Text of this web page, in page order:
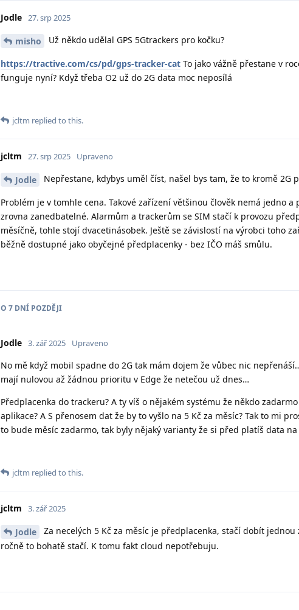
Jodle 27. srp 2025
misho Už někdo udělal GPS 5Gtrackers pro kočku?
https://tractive.com/cs/pd/gps-tracker-cat To jako vážně přestane v
funguje nyní? Když třeba O2 už do 2G data moc neposílá
jcltm replied to this.
jcltm 27. srp 2025 Upraveno
Jodle Nepřestane, kdybys uměl číst, našel bys tam, že to kromě 2G
Problém je v tomhle cena. Takové zařízení většinou člověk nemá jedno
zrovna zanedbatelné. Alarmům a trackerům se SIM stačí k provozu
měsíčně, tohle stojí dvacetinásobek. Ještě se závislostí na výrobci toho
běžně dostupné jako obyčejné předplacenky - bez IČO máš smůlu.
O 7 DNÍ POZDĚJI
Jodle 3. zář 2025 Upraveno
No mě když mobil spadne do 2G tak mám dojem že vůbec nic
mají nulovou až žádnou prioritu v Edge že netečou už dnes…
Předplacenka do trackeru? A ty víš o nějakém systému že někdo
aplikace? A S přenosem dat že by to vyšlo na 5 Kč za měsíc? Tak to mi
to bude měsíc zadarmo, tak byly nějaký varianty že si před platíš data
jcltm replied to this.
jcltm 3. zář 2025
Jodle
Za necelých 5 Kč za měsíc je předplacenka, stačí dobít jednou
ročně to bohatě stačí. K tomu fakt cloud nepotřebuju.